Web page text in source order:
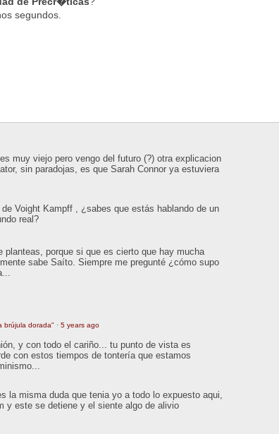
segundos.
muy viejo pero vengo del futuro (?) otra explicacion
sin paradojas, es que Sarah Connor ya estuviera
Voight Kampff , ¿sabes que estás hablando de un
real?
planteas, porque si que es cierto que hay mucha
sabe Saíto. Siempre me pregunté ¿cómo supo
brújula dorada" · 5 years ago
y con todo el cariño... tu punto de vista es
con estos tiempos de tontería que estamos
la misma duda que tenia yo a todo lo expuesto aqui,
y este se detiene y el siente algo de alivio